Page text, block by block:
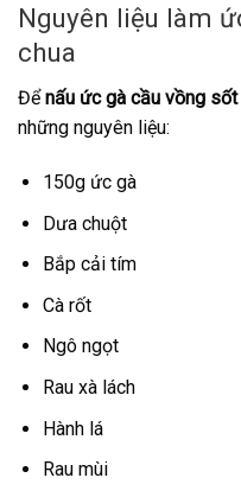
Nguyên liệu làm
chua
Đểnấu ức gà cầu vồng
những nguyên liệu:
150g ức gà
Dưa chuột
Bắp cải tím
Cà rốt
Ngô ngọt
Rau xà lách
Hành lá
Rau mùi